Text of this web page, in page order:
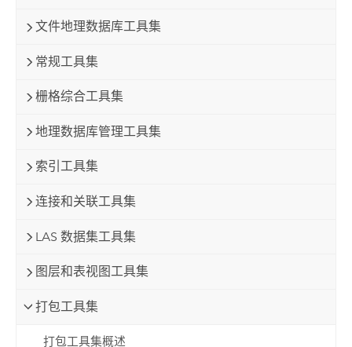
文件地理数据库工具集
常规工具集
栅格综合工具集
地理数据库管理工具集
索引工具集
连接和关联工具集
LAS 数据集工具集
图层和表视图工具集
打包工具集
打包工具集概述